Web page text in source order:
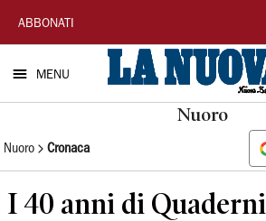
La
Nuova
Sardegna
ABBONATI
MENU
Nuoro
Nuoro Cronaca
I 40 anni di Quaderni